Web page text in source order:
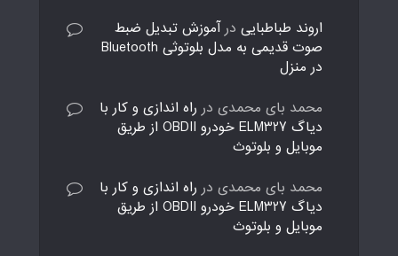
اروند طباطبایی در آموزش تبدیل ضبط
صوت قدیمی به مدل بلوتوثی Bluetooth
در منزل
محمد بای محمدی در راه اندازی و کار با
دیاگ ELM327 خودرو OBDII از طریق
موبایل و بلوتوث
محمد بای محمدی در راه اندازی و کار با
دیاگ ELM327 خودرو OBDII از طریق
موبایل و بلوتوث